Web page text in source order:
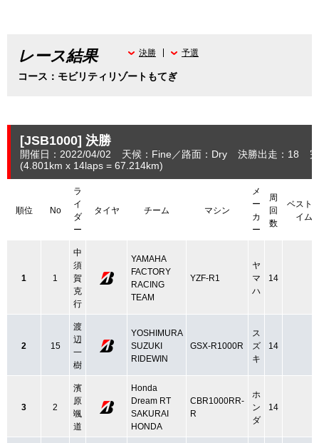
レース結果
コース：モビリティリゾートもてぎ
決勝 予選
[JSB1000] 決勝
開催日：2022/04/02 天候：Fine 路面：Dry 決勝出走：18
(4.801 km x 14laps = 67.214km)
順位 No
ラ
イ
ダ
ー
タイヤ チーム マシン
メ
ー
カ
ー
周
回
数
ベスト
イム
1 1
中
須
賀
克
行
YAMAHA
FACTORY
RACING
TEAM
YZF-R1
ヤ
マ
ハ
14
2 15
渡
辺
一
樹
YOSHIMURA
SUZUKI
RIDEWIN
GSX-R1000R
ス
ズ
キ
14
3 2
濱
原
颯
道
Honda
Dream RT
SAKURAI
HONDA
CBR1000RR-
R
ホ
ン
ダ
14